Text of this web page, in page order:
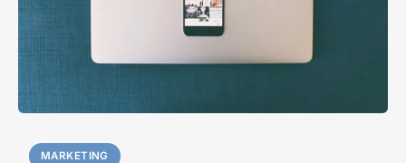
MARKETING